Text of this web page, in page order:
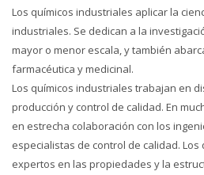
Los químicos industriales aplicar la
industriales. Se dedican a la
mayor o menor escala, y también
farmacéutica y medicinal.
Los químicos industriales trabajan en
producción y control de calidad. En
en estrecha colaboración con los
especialistas de control de calidad.
expertos en las propiedades y la